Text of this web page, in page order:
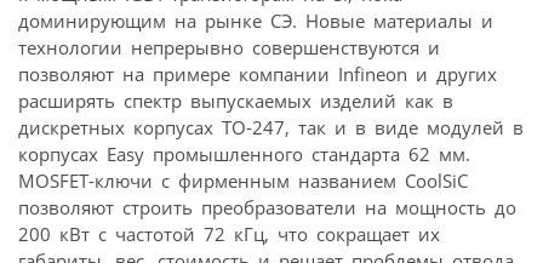
доминирующим на рынке СЭ. Новые материалы и
технологии непрерывно совершенствуются и
позволяют на примере компании Infineon и других
расширять спектр выпускаемых изделий как в
дискретных корпусах ТО-247, так и в виде модулей в
корпусах Easy промышленного стандарта 62 мм.
MOSFET-ключи с фирменным названием CoolSiC
позволяют строить преобразователи на мощность до
200 кВт с частотой 72 кГц, что сокращает их